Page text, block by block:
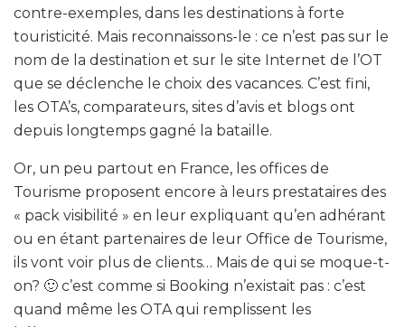
contre-exemples, dans les destinations à forte
touristicité. Mais reconnaissons-le : ce n’est pas sur le
nom de la destination et sur le site Internet de l’OT
que se déclenche le choix des vacances. C’est fini,
les OTA’s, comparateurs, sites d’avis et blogs ont
depuis longtemps gagné la bataille.
Or, un peu partout en France, les offices de
Tourisme proposent encore à leurs prestataires des
« pack visibilité » en leur expliquant qu’en adhérant
ou en étant partenaires de leur Office de Tourisme,
ils vont voir plus de clients… Mais de qui se moque-t-
on? 🙂 c’est comme si Booking n’existait pas : c’est
quand même les OTA qui remplissent les